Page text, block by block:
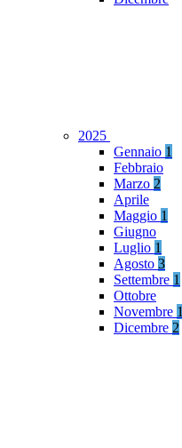
2025
Gennaio 1
Febbraio
Marzo 2
Aprile
Maggio 1
Giugno
Luglio 1
Agosto 3
Settembre 1
Ottobre
Novembre 1
Dicembre 2